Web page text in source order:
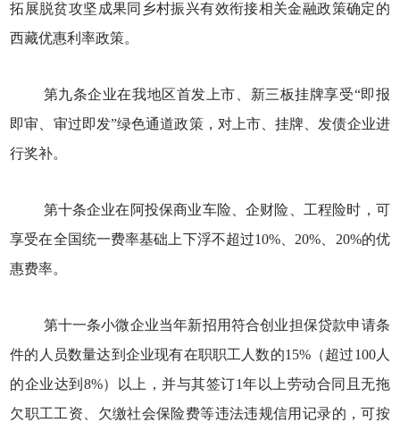
拓展脱贫攻坚成果同乡村振兴有效衔接相关金融政策确定的
西藏优惠利率政策。
第九条企业在我地区首发上市、新三板挂牌享受“即报
即审、审过即发”绿色通道政策，对上市、挂牌、发债企业进
行奖补。
第十条企业在阿投保商业车险、企财险、工程险时，可
享受在全国统一费率基础上下浮不超过10%、20%、20%的优
惠费率。
第十一条小微企业当年新招用符合创业担保贷款申请条
件的人员数量达到企业现有在职职工人数的15%（超过100人
的企业达到8%）以上，并与其签订1年以上劳动合同且无拖
欠职工工资、欠缴社会保险费等违法违规信用记录的，可按